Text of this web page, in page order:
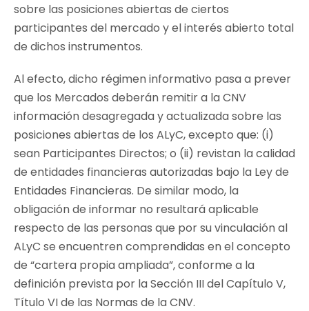
sobre las posiciones abiertas de ciertos
participantes del mercado y el interés abierto total
de dichos instrumentos.
Al efecto, dicho régimen informativo pasa a prever
que los Mercados deberán remitir a la CNV
información desagregada y actualizada sobre las
posiciones abiertas de los ALyC, excepto que: (i)
sean Participantes Directos; o (ii) revistan la calidad
de entidades financieras autorizadas bajo la Ley de
Entidades Financieras. De similar modo, la
obligación de informar no resultará aplicable
respecto de las personas que por su vinculación al
ALyC se encuentren comprendidas en el concepto
de “cartera propia ampliada”, conforme a la
definición prevista por la Sección III del Capítulo V,
Título VI de las Normas de la CNV.